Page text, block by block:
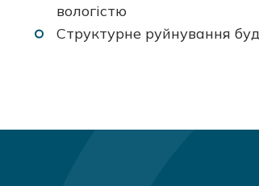
вологістю
Структурне руйнування